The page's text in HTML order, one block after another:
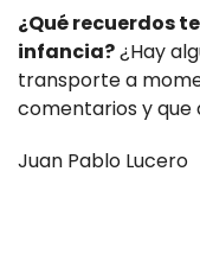
¿Qué recuerdos
infancia?¿Hay
transporte a
comentarios y que
Juan Pablo Lucero